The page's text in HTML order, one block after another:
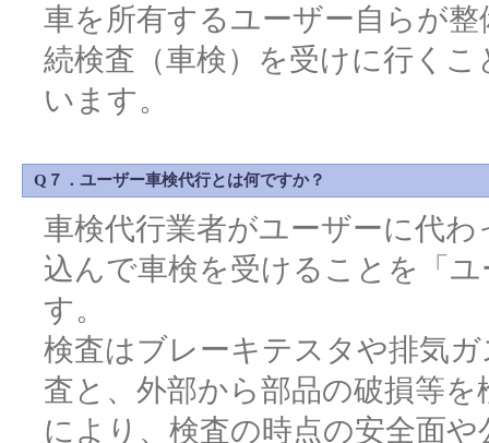
車を所有するユーザー自らが
続検査（車検）を受けに行く
います。
Q７．ユーザー車検代行とは何ですか？
車検代行業者がユーザーに代
込んで車検を受けることを「
す。
検査はブレーキテスタや排気
査と、外部から部品の破損等
により、検査の時点の安全面